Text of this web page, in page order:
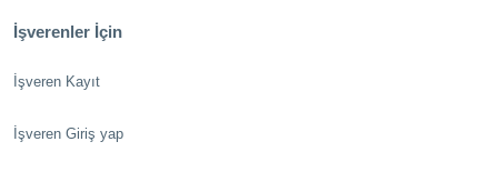
İşverenler İçin
İşveren Kayıt
İşveren Giriş yap